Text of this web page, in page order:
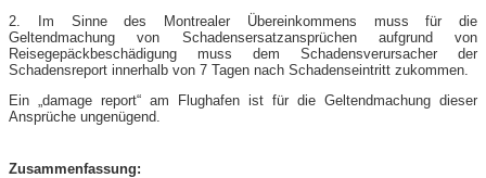
2. Im Sinne des Montrealer Übereinkommens muss für die
Geltendmachung von Schadensersatzansprüchen aufgrund von
Reisegepäckbeschädigung muss dem Schadensverursacher der
Schadensreport innerhalb von 7 Tagen nach Schadenseintritt zukommen.
Ein „damage report“ am Flughafen ist für die Geltendmachung dieser
Ansprüche ungenügend.
Zusammenfassung: